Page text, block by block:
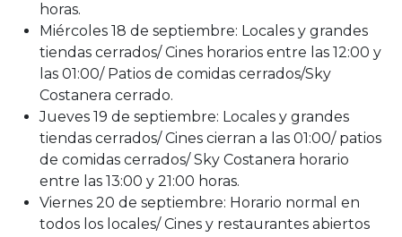
horas.
Miércoles 18 de septiembre: Locales y grandes
tiendas cerrados/ Cines horarios entre las 12:00 y
las 01:00/ Patios de comidas cerrados/Sky
Costanera cerrado.
Jueves 19 de septiembre: Locales y grandes
tiendas cerrados/ Cines cierran a las 01:00/ patios
de comidas cerrados/ Sky Costanera horario
entre las 13:00 y 21:00 horas.
Viernes 20 de septiembre: Horario normal en
todos los locales/ Cines y restaurantes abiertos